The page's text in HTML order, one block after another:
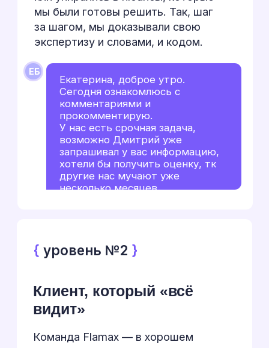
страницы
Новые продуктовые страницы
включали не только 3D-модели
, но и сложные интерактивные
блоки, где при наведении на
один элемент должна была
появляться информация в
другом